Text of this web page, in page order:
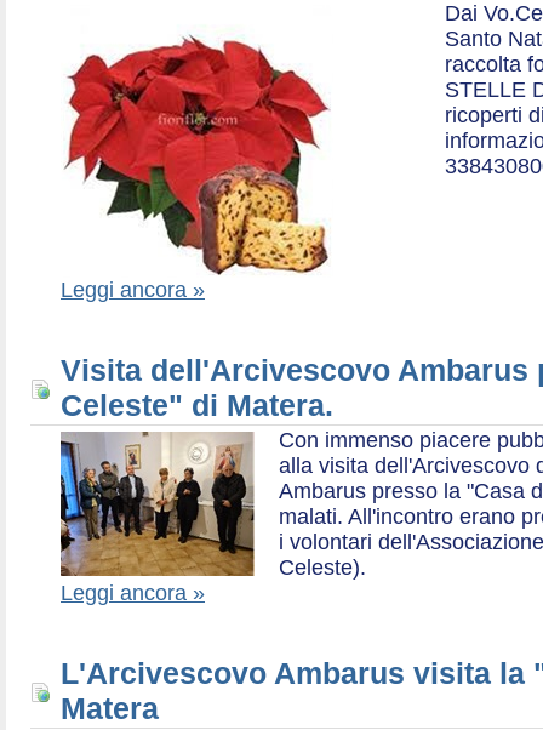
Dai
Santo
raccolta
STELLE
ricoperti
Leggi ancora »
Visita dell'Arcivescovo Ambarus
Celeste" di Matera.
Con immenso piacere
alla visita dell'Arcivescovo
Ambarus presso la "Casa
malati. All'incontro erano
i volontari
Celeste).
Leggi ancora »
L'Arcivescovo Ambarus visita la
Matera